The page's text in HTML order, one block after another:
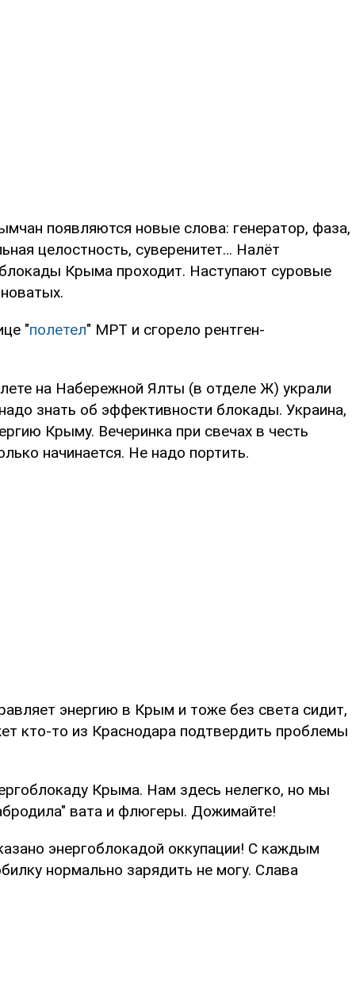
появляются новые слова: генератор, фаза,
целостность, суверенитет… Налёт
Крыма проходит. Наступают суровые
"полетел" МРТ и сгорело рентген-
на Набережной Ялты (в отделе Ж) украли
знать об эффективности блокады. Украина,
Крыму. Вечеринка при свечах в честь
начинается. Не надо портить.
энергию в Крым и тоже без света сидит,
кто-то из Краснодара подтвердить проблемы
Крыма. Нам здесь нелегко, но мы
вата и флюгеры. Дожимайте!
энергоблокадой оккупации! С каждым
нормально зарядить не могу. Слава